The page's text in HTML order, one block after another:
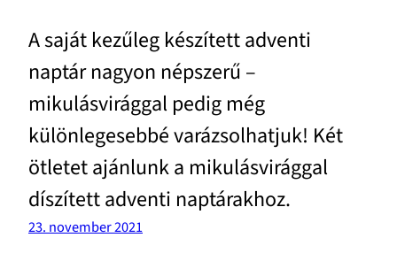
A saját kezűleg készített adventi
naptár nagyon népszerű –
mikulásvirággal pedig még
különlegesebbé varázsolhatjuk! Két
ötletet ajánlunk a mikulásvirággal
díszített adventi naptárakhoz.
23. november 2021